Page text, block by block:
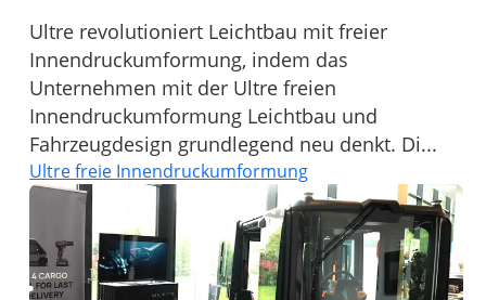
Ultre revolutioniert Leichtbau mit freier
Innendruckumformung, indem das
Unternehmen mit der Ultre freien
Innendruckumformung Leichtbau und
Fahrzeugdesign grundlegend neu denkt. Di...
Ultre freie Innendruckumformung